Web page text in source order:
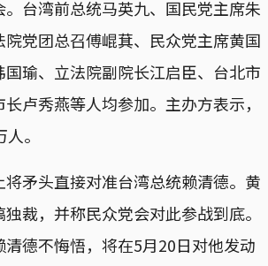
台湾前总统马英九、国民党主席朱
党团总召傅崐萁、民众党主席黄国
国瑜、立法院副院长江启臣、台北市
卢秀燕等人均参加。主办方表示，
。
矛头直接对准台湾总统赖清德。黄
裁，并称民众党会对此参战到底。
德不悔悟，将在5月20日对他发动